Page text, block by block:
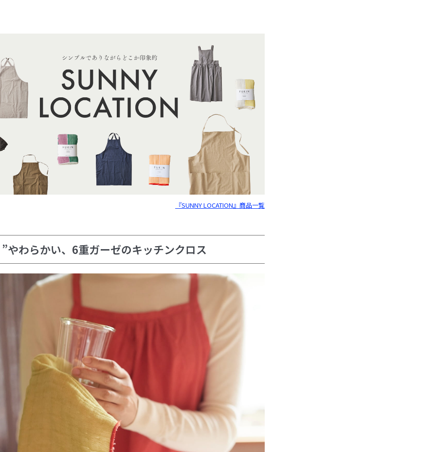
『SUNNY LOCATION』商品一覧
やわらかい、6重ガーゼのキッチンクロス